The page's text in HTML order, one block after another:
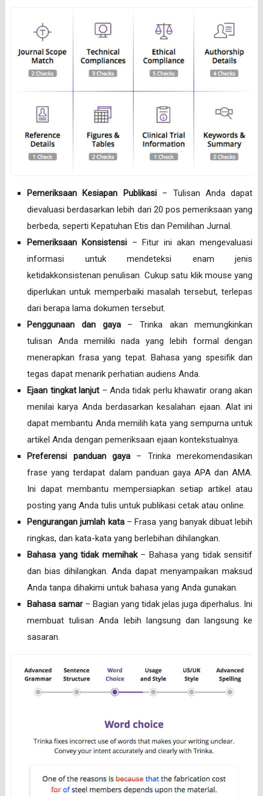
Pemeriksaan Kesiapan Publikasi– Tulisan Anda dapat
dievaluasi berdasarkan lebih dari 20 pos pemeriksaan yang
berbeda, seperti Kepatuhan Etis dan Pemilihan Jurnal.
Pemeriksaan Konsistensi – Fitur ini akan mengevaluasi
informasi untuk mendeteksi enam jenis
ketidakkonsistenan penulisan. Cukup satu klik mouse yang
diperlukan untuk memperbaiki masalah tersebut, terlepas
dari berapa lama dokumen tersebut.
Penggunaan dan gaya– Trinka akan memungkinkan
tulisan Anda memiliki nada yang lebih formal dengan
menerapkan frasa yang tepat. Bahasa yang spesifik dan
tegas dapat menarik perhatian audiens Anda.
Ejaan tingkat lanjut– Anda tidak perlu khawatir orang akan
menilai karya Anda berdasarkan kesalahan ejaan. Alat ini
dapat membantu Anda memilih kata yang sempurna untuk
artikel Anda dengan pemeriksaan ejaan kontekstualnya.
Preferensi panduan gaya – Trinka merekomendasikan
frase yang terdapat dalam panduan gaya APA dan AMA.
Ini dapat membantu mempersiapkan setiap artikel atau
posting yang Anda tulis untuk publikasi cetak atau online.
Pengurangan jumlah kata– Frasa yang banyak dibuat lebih
ringkas, dan kata-kata yang berlebihan dihilangkan.
Bahasa yang tidak memihak– Bahasa yang tidak sensitif
dan bias dihilangkan. Anda dapat menyampaikan maksud
Anda tanpa dihakimi untuk bahasa yang Anda gunakan.
Bahasa samar– Bagian yang tidak jelas juga diperhalus. Ini
membuat tulisan Anda lebih langsung dan langsung ke
sasaran.